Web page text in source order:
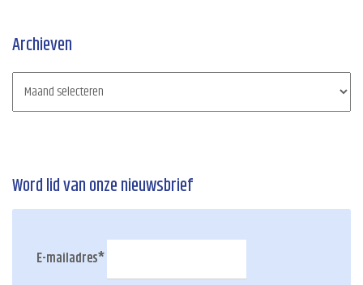
Archieven
Word lid van onze nieuwsbrief
E-mailadres*